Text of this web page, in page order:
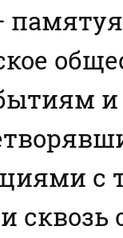
с
сквозь